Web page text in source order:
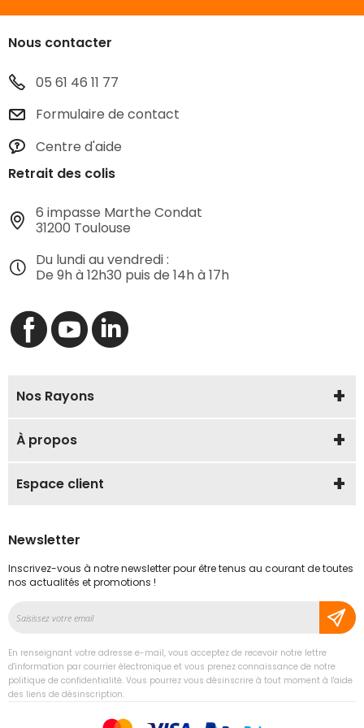
Nous contacter
05 61 46 11 77
Formulaire de contact
Centre d'aide
Retrait des colis
6 impasse Marthe Condat
31200 Toulouse
Du lundi au vendredi :
De 9h à 12h30 puis de 14h à 17h
Nos Rayons
À propos
Espace client
Newsletter
Inscrivez-vous à notre newsletter pour être tenus au courant de toutes
nos actualités et promotions !
notre
lettre
d’information
:
En renseignant votre adresse e-mail, vous acceptez de recevoir notre lettre
d'information par courrier électronique et vous prenez connaissance de notre
politique de confidentialité. Vous pourrez vous désinscrire à tout moment à l'aide
des liens de désinscription.